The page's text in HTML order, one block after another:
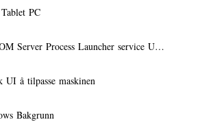
PC
Server Process Launcher service U…
UI å tilpasse maskinen
Bakgrunn